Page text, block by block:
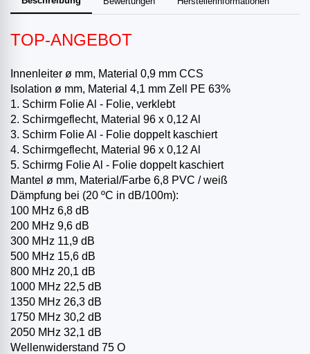
TOP-ANGEBOT
Innenleiter ø mm, Material 0,9 mm CCS
Isolation ø mm, Material 4,1 mm Zell PE 63%
1. Schirm Folie Al - Folie, verklebt
2. Schirmgeflecht, Material 96 x 0,12 Al
3. Schirm Folie Al - Folie doppelt kaschiert
4. Schirmgeflecht, Material 96 x 0,12 Al
5. Schirmg Folie Al - Folie doppelt kaschiert
Mantel ø mm, Material/Farbe 6,8 PVC / weiß
Dämpfung bei (20 ºC in dB/100m):
100 MHz 6,8 dB
200 MHz 9,6 dB
300 MHz 11,9 dB
500 MHz 15,6 dB
800 MHz 20,1 dB
1000 MHz 22,5 dB
1350 MHz 26,3 dB
1750 MHz 30,2 dB
2050 MHz 32,1 dB
Wellenwiderstand 75 O